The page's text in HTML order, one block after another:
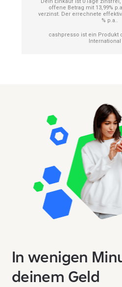
In wenigen
deinem Geld